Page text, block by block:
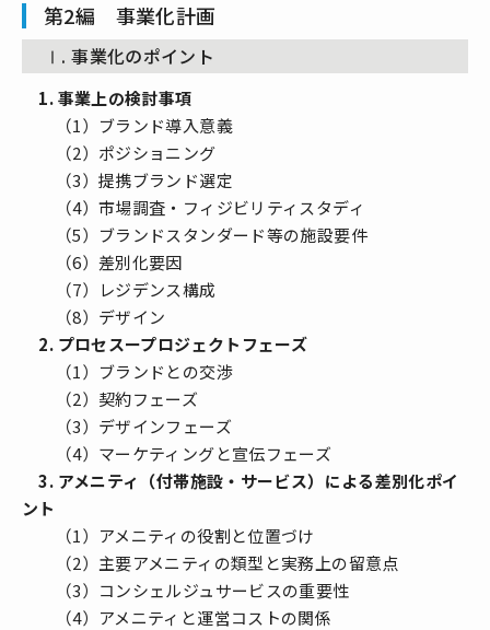
第2編 事業化計画
Ⅰ. 事業化のポイント
1. 事業上の検討事項
（1）ブランド導入意義
（2）ポジショニング
（3）提携ブランド選定
（4）市場調査・フィジビリティスタディ
（5）ブランドスタンダード等の施設要件
（6）差別化要因
（7）レジデンス構成
（8）デザイン
2. プロセスープロジェクトフェーズ
（1）ブランドとの交渉
（2）契約フェーズ
（3）デザインフェーズ
（4）マーケティングと宣伝フェーズ
3. アメニティ（付帯施設・サービス）による差別化ポイ
ント
（1）アメニティの役割と位置づけ
（2）主要アメニティの類型と実務上の留意点
（3）コンシェルジュサービスの重要性
（4）アメニティと運営コストの関係